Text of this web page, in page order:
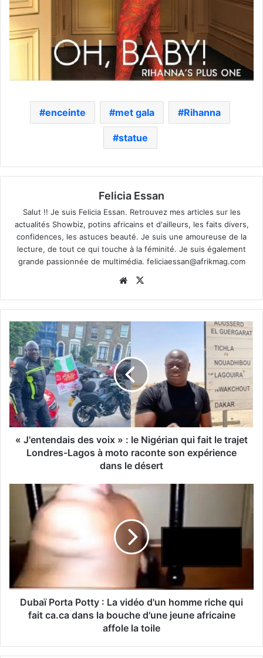
enceinte met gala Rihanna
statue
Felicia Essan
Salut !! Je suis Felicia Essan. Retrouvez mes articles sur les
actualités Showbiz, potins africains et d'ailleurs, les faits divers,
confidences, les astuces beauté. Je suis une amoureuse de la
lecture, de tout ce qui touche à la féminité. Je suis également
grande passionnée de multimédia. feliciaessan@afrikmag.com
Website
« J'entendais des voix » : le Nigérian qui fait le trajet
Londres-Lagos à moto raconte son expérience
dans le désert
Dubaï Porta Potty : La vidéo d'un homme riche qui
fait ca.ca dans la bouche d'une jeune africaine
affole la toile